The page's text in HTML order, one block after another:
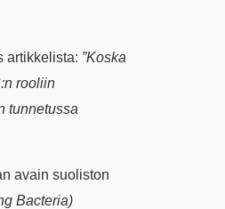
artikkelista: ”Koska
rooliin
tunnetussa
avain suoliston
Bacteria)